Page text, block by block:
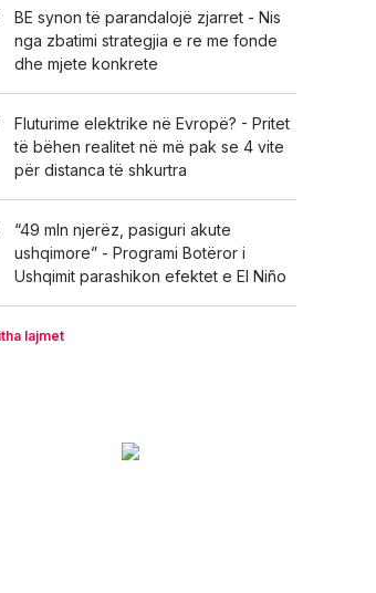
BE synon të parandalojë zjarret - Nis
nga zbatimi strategjia e re me fonde
dhe mjete konkrete
Fluturime elektrike në Evropë? - Pritet
të bëhen realitet në më pak se 4 vite
për distanca të shkurtra
“49 mln njerëz, pasiguri akute
ushqimore” - Programi Botëror i
Ushqimit parashikon efektet e El Niño
lajmet